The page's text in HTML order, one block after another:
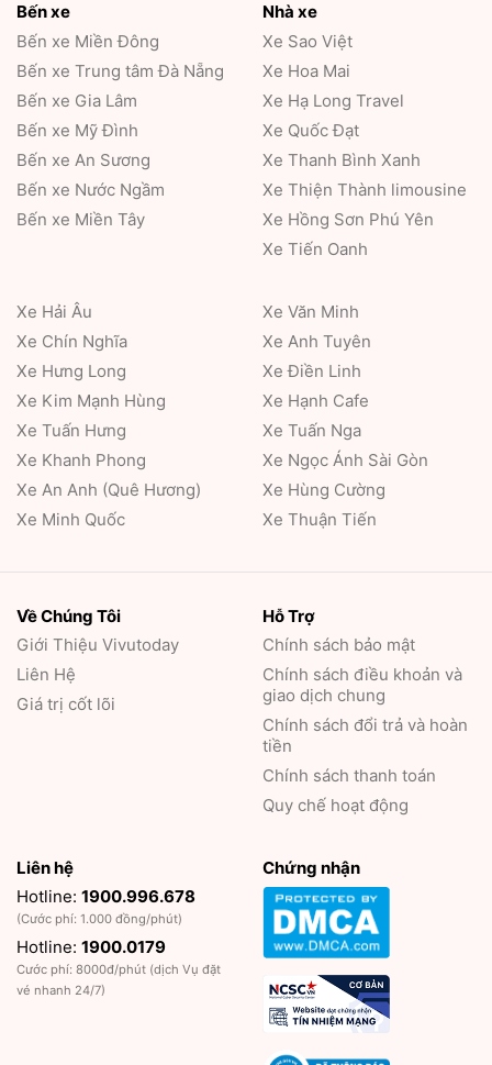
Bến xe
Bến xe Miền Đông
Bến xe Trung tâm Đà Nẵng
Bến xe Gia Lâm
Bến xe Mỹ Đình
Bến xe An Sương
Bến xe Nước Ngầm
Bến xe Miền Tây
Nhà xe
Xe Sao Việt
Xe Hoa Mai
Xe Hạ Long Travel
Xe Quốc Đạt
Xe Thanh Bình Xanh
Xe Thiện Thành limousine
Xe Hồng Sơn Phú Yên
Xe Tiến Oanh
Xe Hải Âu
Xe Chín Nghĩa
Xe Hưng Long
Xe Kim Mạnh Hùng
Xe Tuấn Hưng
Xe Khanh Phong
Xe An Anh (Quê Hương)
Xe Minh Quốc
Xe Văn Minh
Xe Anh Tuyên
Xe Điền Linh
Xe Hạnh Cafe
Xe Tuấn Nga
Xe Ngọc Ánh Sài Gòn
Xe Hùng Cường
Xe Thuận Tiến
Về Chúng Tôi
Giới Thiệu Vivutoday
Liên Hệ
Giá trị cốt lõi
Hỗ Trợ
Chính sách bảo mật
Chính sách điều khoản và
giao dịch chung
Chính sách đổi trả và hoàn
tiền
Chính sách thanh toán
Quy chế hoạt động
Liên hệ
Hotline: 1900.996.678
(Cước phí: 1.000 đồng/phút)
Hotline: 1900.0179
Cước phí: 8000đ/phút (dịch Vụ đặt
vé nhanh 24/7)
Chứng nhận